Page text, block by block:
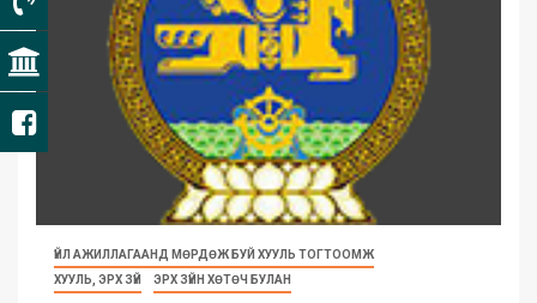
ҮЙЛ АЖИЛЛАГААНД МӨРДӨЖ БУЙ ХУУЛЬ ТОГТООМЖ
ХУУЛЬ, ЭРХ ЗҮЙ
ЭРХ ЗҮЙН ХӨТӨЧ БУЛАН